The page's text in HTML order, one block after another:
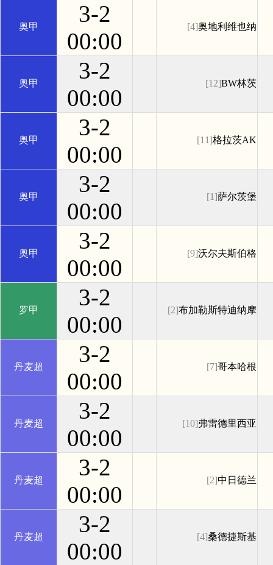
奥甲
3-2
00:00
[4]奥地利维也纳
奥甲
3-2
00:00
[12]BW林茨
奥甲
3-2
00:00
[11]格拉茨AK
奥甲
3-2
00:00
[1]萨尔茨堡
奥甲
3-2
00:00
[9]沃尔夫斯伯格
罗甲
3-2
00:00
[2]布加勒斯特迪纳摩
丹麦超
3-2
00:00
[7]哥本哈根
丹麦超
3-2
00:00
[10]弗雷德里西亚
丹麦超
3-2
00:00
[2]中日德兰
丹麦超
3-2
00:00
[4]桑德捷斯基